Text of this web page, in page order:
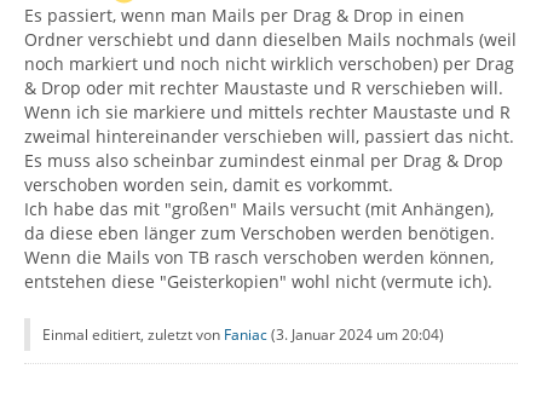
Es passiert, wenn man Mails per Drag & Drop in einen
Ordner verschiebt und dann dieselben Mails nochmals (weil
noch markiert und noch nicht wirklich verschoben) per Drag
& Drop oder mit rechter Maustaste und R verschieben will.
Wenn ich sie markiere und mittels rechter Maustaste und R
zweimal hintereinander verschieben will, passiert das nicht.
Es muss also scheinbar zumindest einmal per Drag & Drop
verschoben worden sein, damit es vorkommt.
Ich habe das mit "großen" Mails versucht (mit Anhängen),
da diese eben länger zum Verschoben werden benötigen.
Wenn die Mails von TB rasch verschoben werden können,
entstehen diese "Geisterkopien" wohl nicht (vermute ich).
Einmal editiert, zuletzt von Faniac(3. Januar 2024 um 20:04)